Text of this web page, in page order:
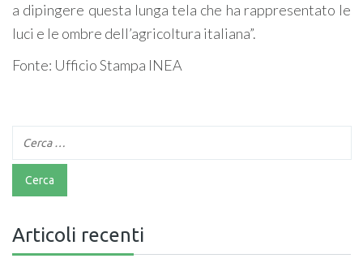
a dipingere questa lunga tela che ha rappresentato le
luci e le ombre dell’agricoltura italiana”.
Fonte: Ufficio Stampa INEA
Articoli recenti